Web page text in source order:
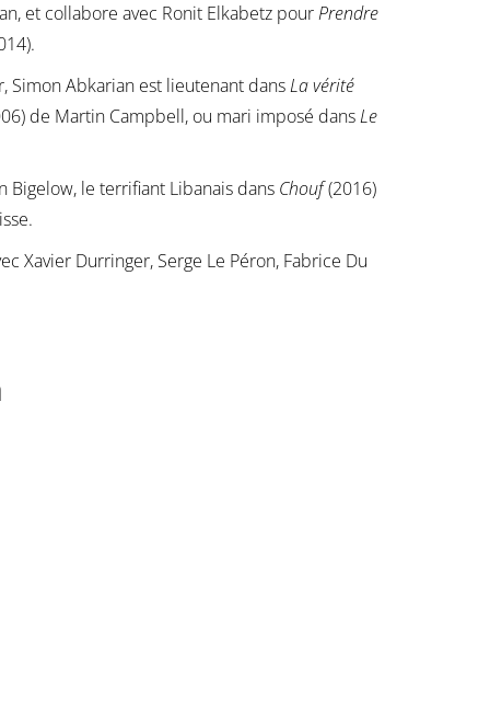
et collabore avec Ronit Elkabetz pourPrendre
Simon Abkarian est lieutenant dansLa vérité
de Martin Campbell, ou mari imposé dansLe
Bigelow, le terrifiant Libanais dans Chouf(2016)
Xavier Durringer, Serge Le Péron, Fabrice Du